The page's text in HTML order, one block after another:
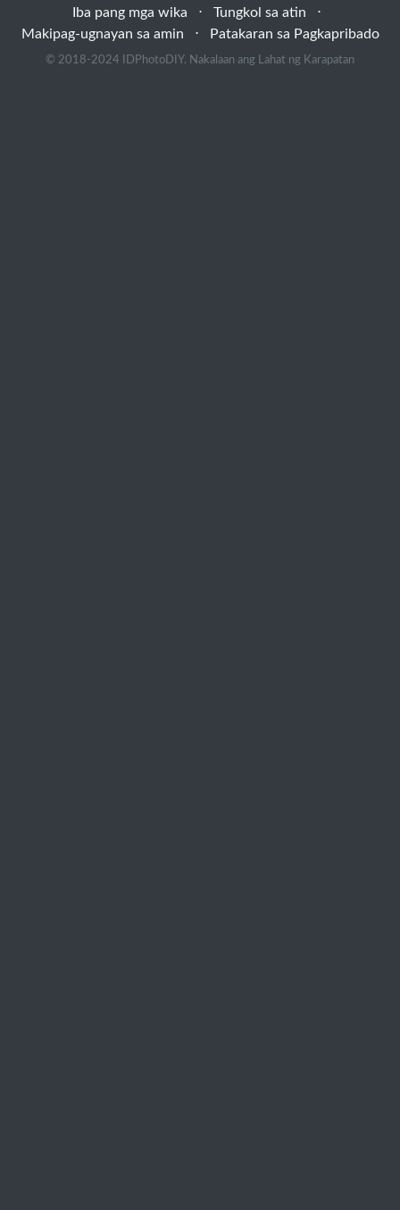
Iba pang mga wika
⋅ Tungkol sa atin
⋅
Makipag-ugnayan sa amin
⋅ Patakaran sa Pagkapribado
© 2018-2024 IDPhotoDIY. Nakalaan ang Lahat ng Karapatan